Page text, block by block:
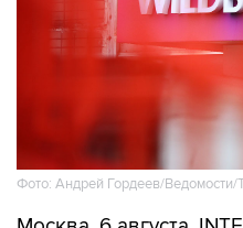
Фото: Андрей Гордеев/